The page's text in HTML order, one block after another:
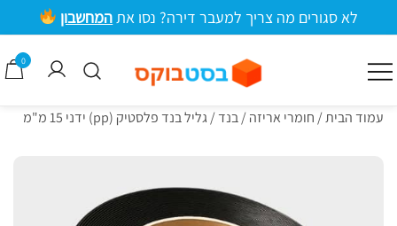
לתוכן
לא סגורים מה צריך למעבר דירה? נסו את המחשבון
בסטבוקס
0
עמוד הבית/ חומרי אריזה/בנד/ גליל בנד פלסטיק (pp) ידני 15 מ"מ